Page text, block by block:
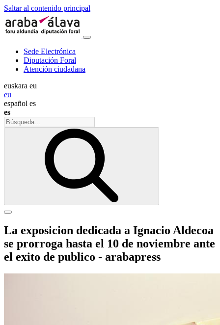
Saltar al contenido principal
Sede Electrónica
Diputación Foral
Atención ciudadana
euskara eu
eu |
español es
es
La exposicion dedicada a Ignacio Aldecoa
se prorroga hasta el 10 de noviembre ante
el exito de publico - arabapress